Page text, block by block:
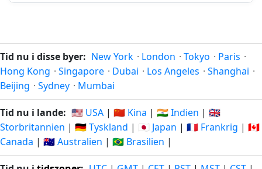
273 dage
dage
274 dage
siden
06.11.2025
274
dage
nu
275 dage
siden
05.11.2025
275
dage
fra-
Tid nu i disse byer: New York · London · Tokyo · Paris ·
Hong Kong · Singapore · Dubai · Los Angeles · Shanghai ·
Beijing · Sydney · Mumbai
Tid nu i lande: 🇺🇸 USA | 🇨🇳 Kina | 🇮🇳 Indien | 🇬🇧
Storbritannien | 🇩🇪 Tyskland | 🇯🇵 Japan | 🇫🇷 Frankrig | 🇨🇦
Canada | 🇦🇺 Australien | 🇧🇷 Brasilien |